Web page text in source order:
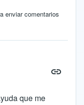
enviar comentarios
URGENTEpor
que me